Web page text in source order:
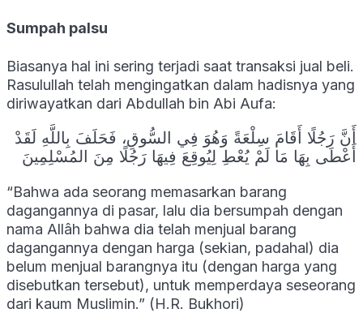
Sumpah palsu
Biasanya hal ini sering terjadi saat transaksi jual beli.
Rasulullah telah mengingatkan dalam hadisnya yang
diriwayatkan dari Abdullah bin Abi Aufa:
أَنَّ رَجُلًا أَقَامَ سِلْعَةً وَهُوَ فِي السُّوقِ، فَحَلَفَ بِاللَّهِ لَقَدْ
أَعْطَى بِهَا مَا لَمْ يُعْطِ لِيُوقِعَ فِيهَا رَجُلًا مِنَ المُسْلِمِينَ
“Bahwa ada seorang memasarkan barang
dagangannya di pasar, lalu dia bersumpah dengan
nama Allâh bahwa dia telah menjual barang
dagangannya dengan harga (sekian, padahal) dia
belum menjual barangnya itu (dengan harga yang
disebutkan tersebut), untuk memperdaya seseorang
dari kaum Muslimin.” (H.R. Bukhori)